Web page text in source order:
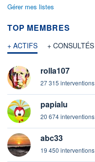
Gérer mes listes
TOP MEMBRES
+ ACTIFS + CONSULTÉS
rolla107
27 315 interventions
papialu
20 674 interventions
abc33
19 450 interventions